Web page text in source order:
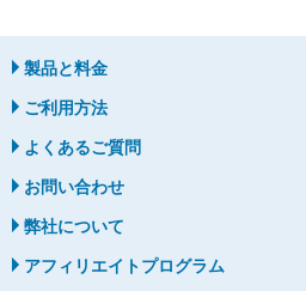
製品と料金
ご利用方法
よくあるご質問
お問い合わせ
弊社について
アフィリエイトプログラム